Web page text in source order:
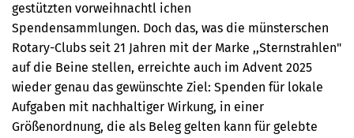
gestützten vorweihnachtl ichen
Spendensammlungen. Doch das, was die münsterschen
Rotary-Clubs seit 21 Jahren mit der Marke ,,Sternstrahlen"
auf die Beine stellen, erreichte auch im Advent 2025
wieder genau das gewünschte Ziel: Spenden für lokale
Aufgaben mit nachhaltiger Wirkung, in einer
Größenordnung, die als Beleg gelten kann für gelebte